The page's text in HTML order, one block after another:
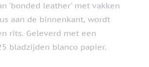
'bonded leather' met vakken
aan de binnenkant, wordt
rits. Geleverd met een
bladzijden blanco papier.